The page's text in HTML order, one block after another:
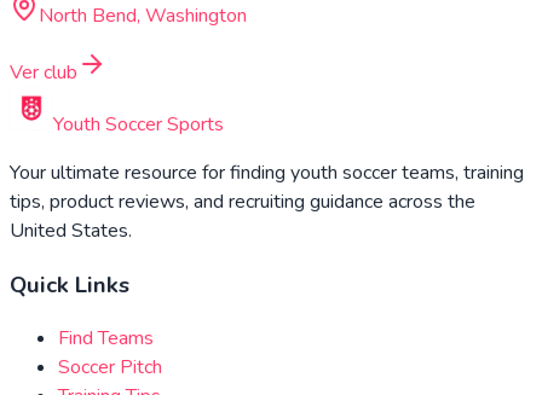
North Bend, Washington
Ver club
Youth Soccer Sports
Your ultimate resource for finding youth soccer teams, training
tips, product reviews, and recruiting guidance across the
United States.
Quick Links
Find Teams
Soccer Pitch